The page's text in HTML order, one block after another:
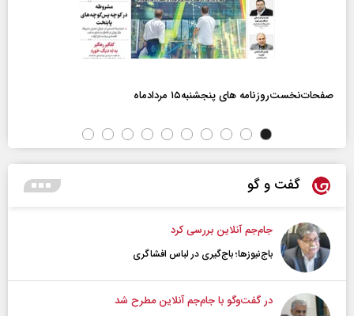
صفحات‌نخست‌روزنامه ها‌ی پنجشنبه‌۱۵ مردادماه
گفت و گو
جام‌جم آنلاین بررسی کرد
باج‌نیوزها؛ باج‌گیری در لباس افشاگری
در گفت‌و‌گو با جام‌جم آنلاین مطرح شد